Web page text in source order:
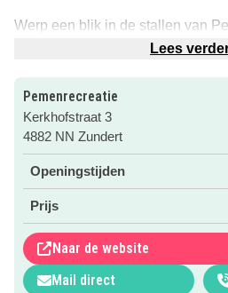
Werp een blik in de stallen van
hoe het met de kalfjes gaat. Ook
maar liefst 80!
En als jullie alle diertjes en de
tijd voor Oud-Hollandse spelletjes
dierengolf of maak een mooie
Klik snel op de roze button om
voor meer informatie over dit
TIP: We hebben nog veel meer
Bredavoor je op een rijtje gezet!
Lees
Pemenrecreatie
Kerkhofstraat 3
4882 NN Zundert
Openingstijden
Prijs
Naar de website
Mail direct